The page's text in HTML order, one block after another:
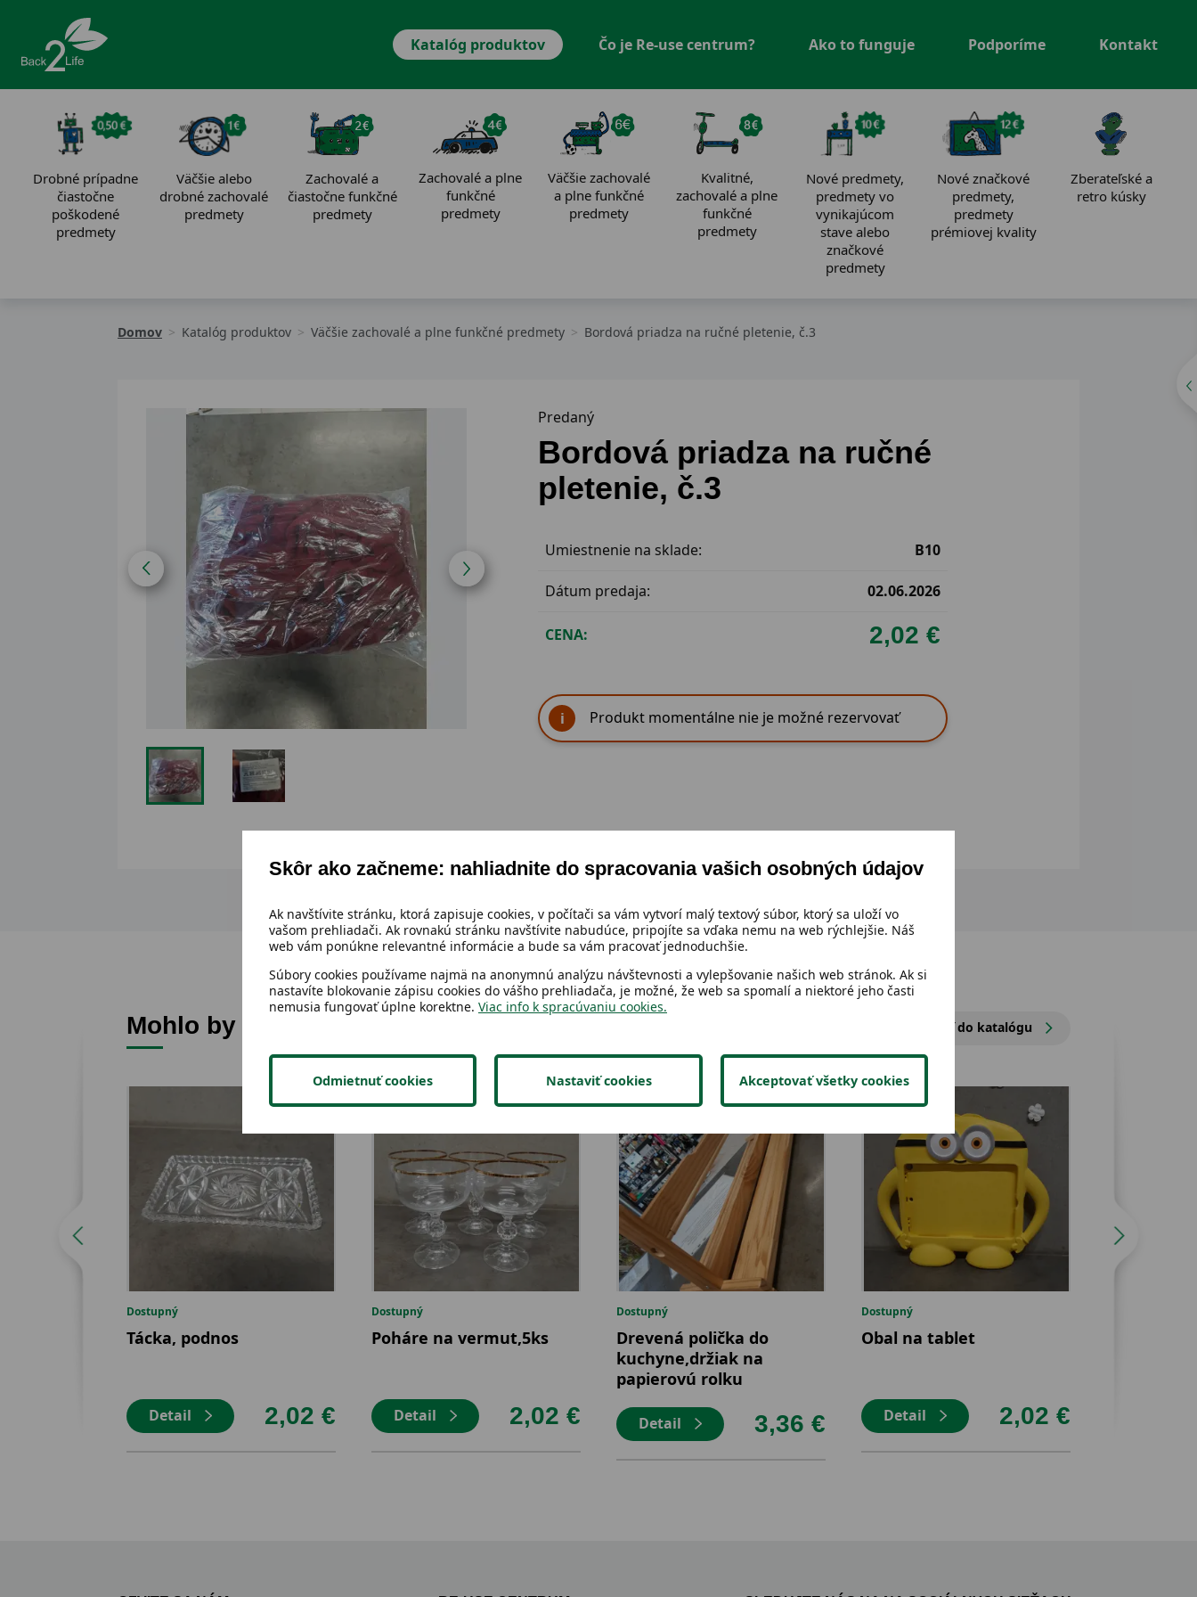
Katalóg produktov Čo je Re-use centrum? Ako to funguje Podporíme Kontakt
Drobné prípadne
čiastočne
poškodené
predmety
Väčšie alebo
drobné zachovalé
predmety
Zachovalé a
čiastočne funkčné
predmety
Zachovalé a plne
funkčné
predmety
Väčšie zachovalé
a plne funkčné
predmety
Kvalitné,
zachovalé a plne
funkčné
predmety
Nové predmety,
predmety vo
vynikajúcom
stave alebo
značkové
predmety
Nové značkové
predmety,
predmety
prémiovej kvality
Zberateľské a
retro kúsky
Domov Katalóg produktov Väčšie zachovalé a plne funkčné predmety Bordová priadza na ručné pletenie, č.3
Predaný
Bordová priadza na ručné
pletenie, č.3
Umiestnenie na sklade: B10
Dátum predaja: 02.06.2026
CENA: 2,02 €
Produkt momentálne nie je možné rezervovať
Mohlo by sa ti páčiť Prejsť do katalógu
Dostupný
Tácka, podnos
Detail 2,02 €
Dostupný
Poháre na vermut,5ks
Detail 2,02 €
Dostupný
Drevená polička do
kuchyne,držiak na
papierovú rolku
Detail 3,36 €
Dostupný
Obal na tablet
Detail 2,02 €
Skôr ako začneme: nahliadnite do spracovania vašich osobných údajov
Ak navštívite stránku, ktorá zapisuje cookies, v počítači sa vám vytvorí malý textový súbor, ktorý sa uloží vo
vašom prehliadači. Ak rovnakú stránku navštívite nabudúce, pripojíte sa vďaka nemu na web rýchlejšie. Náš
web vám ponúkne relevantné informácie a bude sa vám pracovať jednoduchšie.
Súbory cookies používame najmä na anonymnú analýzu návštevnosti a vylepšovanie našich web stránok. Ak si
nastavíte blokovanie zápisu cookies do vášho prehliadača, je možné, že web sa spomalí a niektoré jeho časti
nemusia fungovať úplne korektne. Viac info k spracúvaniu cookies.
Akceptovať všetky cookies
Nastaviť cookies
Odmietnuť cookies